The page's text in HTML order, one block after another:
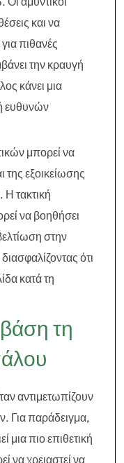
και να
πιθανές
την κραυγή
κάνει μια
ευθυνών
μπορεί να
της εξοικείωσης
Η τακτική
να βοηθήσει
στην
ότι
κατά τη
τη
αντιμετωπίζουν
Για παράδειγμα,
μια πιο επιθετική
να χρειαστεί να